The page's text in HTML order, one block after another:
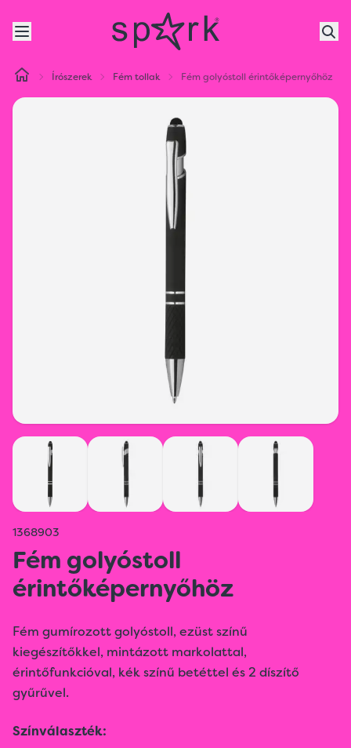
Írószerek Fém tollak Fém golyóstoll érintőképernyőhöz
1368903
Fém golyóstoll
érintőképernyőhöz
Fém gumírozott golyóstoll, ezüst színű
kiegészítőkkel, mintázott markolattal,
érintőfunkcióval, kék színű betéttel és 2 díszítő
gyűrűvel.
Színválaszték: